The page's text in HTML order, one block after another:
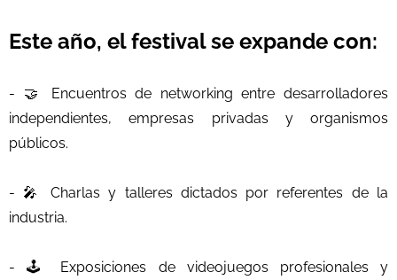
Este año, el festival se expande con:
- 🤝 Encuentros de networking entre desarrolladores
independientes, empresas privadas y organismos
públicos.
- 🎤 Charlas y talleres dictados por referentes de la
industria.
- 🕹️ Exposiciones de videojuegos profesionales y